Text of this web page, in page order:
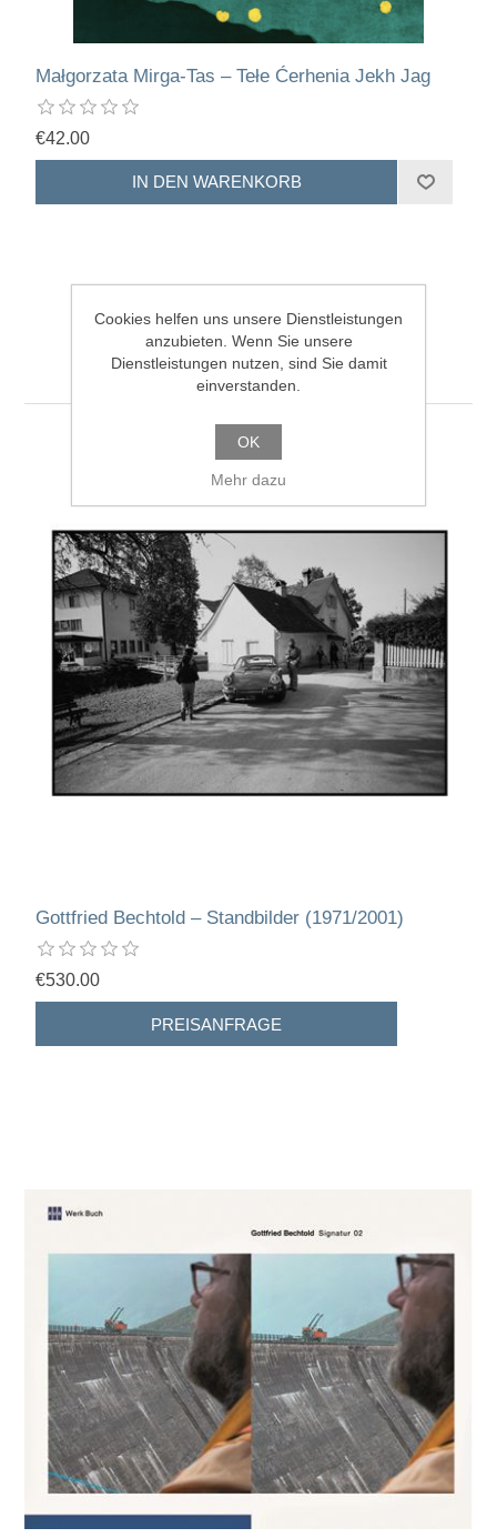
Małgorzata Mirga-Tas – Tełe Ćerhenia Jekh Jag
€42.00
Ähnliche Produkte
Gottfried Bechtold – Standbilder (1971/2001)
€530.00
Cookies helfen uns unsere Dienstleistungen
anzubieten. Wenn Sie unsere
Dienstleistungen nutzen, sind Sie damit
einverstanden.
OK
Mehr dazu